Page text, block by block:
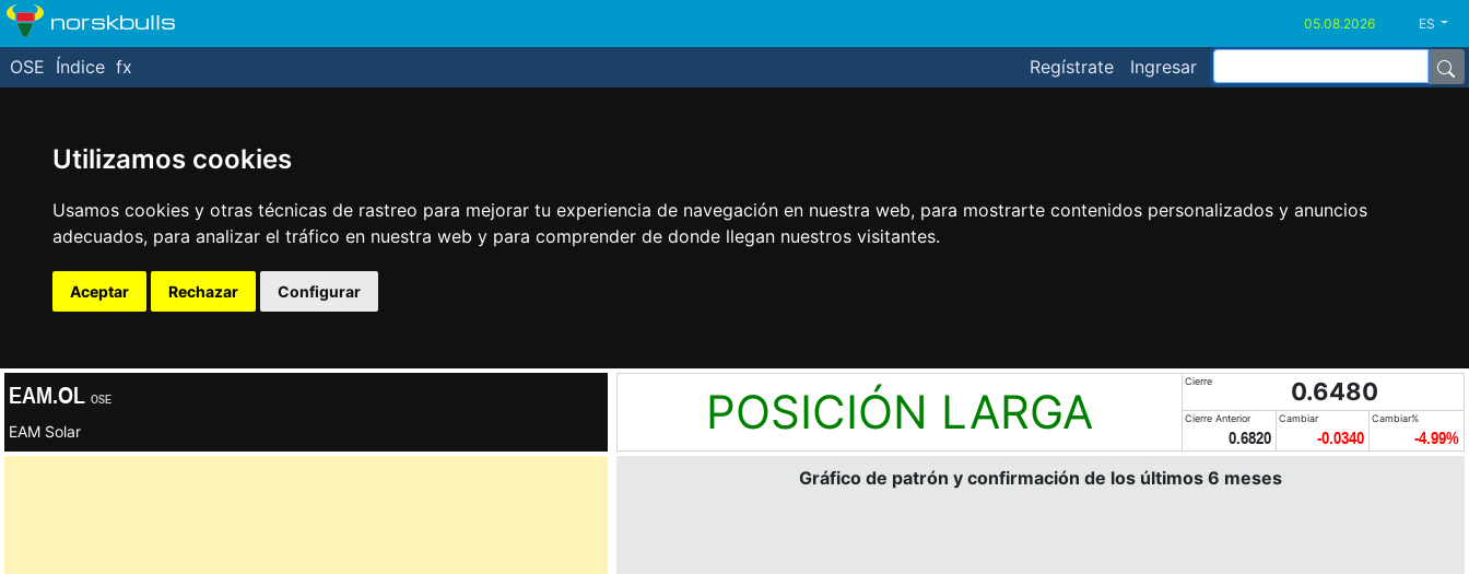
Utilizamos cookies
Usamos cookies y otras técnicas de rastreo para mejorar tu experiencia de navegación en nuestra web, para mostrarte contenidos personalizados y anuncios
adecuados, para analizar el tráfico en nuestra web y para comprender de donde llegan nuestros visitantes.
Aceptar Rechazar Configurar
norskbulls ES
Regístrate Ingresar
OSE Índice fx
EAM.OL OSE
EAM Solar POSICIÓN LARGA
Cierre 0.6480
Cierre Anterior
0.6820
Cambiar
-0.0340
Cambiar%
-4.99%
Gráfico de patrón y confirmación de los últimos 6 meses